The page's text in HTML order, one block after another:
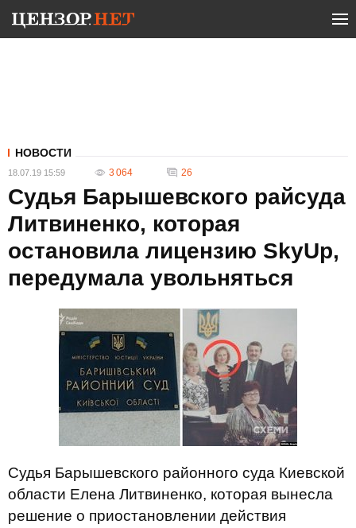
НОВОСТИ
18.07.19 15:59 3 064 26
Судья Барышевского райсуда
Литвиненко, которая
остановила лицензию SkyUp,
передумала увольняться
Судья Барышевского районного суда Киевской
области Елена Литвиненко, которая вынесла
решение о приостановлении действия